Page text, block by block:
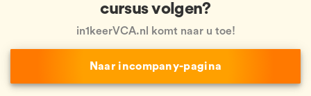
cursus volgen?
in1keerVCA.nl komt naar u toe!
Naar incompany-pagina